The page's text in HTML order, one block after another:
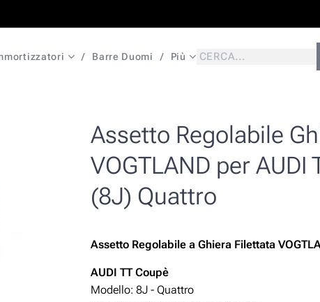
Barre Duomi Più
Assetto Regolabile
VOGTLAND per AUDI
(8J) Quattro
Assetto Regolabile a Ghiera Filettata
AUDI TT Coupè
Modello: 8J - Quattro